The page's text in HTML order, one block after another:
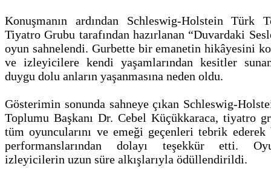
Konuşmanın ardından Schleswig-Holstein Türk
Tiyatro Grubu tarafından hazırlanan “Duvardaki
oyun sahnelendi. Gurbette bir emanetin hikâyesini
ve izleyicilere kendi yaşamlarından kesitler
duygu dolu anların yaşanmasına neden oldu.
Gösterimin sonunda sahneye çıkan Schleswig-
Toplumu Başkanı Dr. Cebel Küçükkaraca, tiyatro
tüm oyuncularını ve emeği geçenleri tebrik ederek
performanslarından dolayı teşekkür etti.
izleyicilerin uzun süre alkışlarıyla ödüllendirildi.